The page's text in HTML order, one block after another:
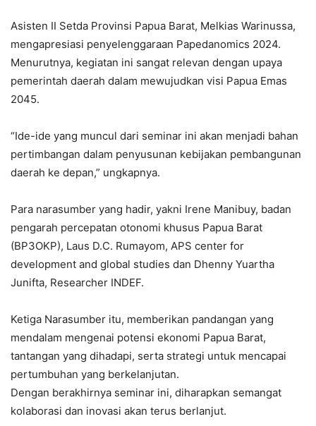
Asisten II Setda Provinsi Papua Barat, Melkias Warinussa,
mengapresiasi penyelenggaraan Papedanomics 2024.
Menurutnya, kegiatan ini sangat relevan dengan upaya
pemerintah daerah dalam mewujudkan visi Papua Emas
2045.
“Ide-ide yang muncul dari seminar ini akan menjadi bahan
pertimbangan dalam penyusunan kebijakan pembangunan
daerah ke depan,” ungkapnya.
Para narasumber yang hadir, yakni Irene Manibuy, badan
pengarah percepatan otonomi khusus Papua Barat
(BP3OKP), Laus D.C. Rumayom, APS center for
development and global studies dan Dhenny Yuartha
Junifta, Researcher INDEF.
Ketiga Narasumber itu, memberikan pandangan yang
mendalam mengenai potensi ekonomi Papua Barat,
tantangan yang dihadapi, serta strategi untuk mencapai
pertumbuhan yang berkelanjutan.
Dengan berakhirnya seminar ini, diharapkan semangat
kolaborasi dan inovasi akan terus berlanjut.